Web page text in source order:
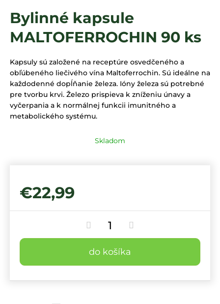
Bylinné kapsule
MALTOFERROCHIN 90 ks
Kapsuly sú založené na receptúre osvedčeného a
obľúbeného liečivého vína Maltoferrochin. Sú ideálne na
každodenné dopĺňanie železa. Ióny železa sú potrebné
pre tvorbu krvi. Železo prispieva k zníženiu únavy a
vyčerpania a k normálnej funkcii imunitného a
metabolického systému.
Skladom
€22,99
do košíka
á
j
s
?
HĽADAŤ